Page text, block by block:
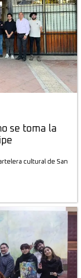
se toma la
cultural de San